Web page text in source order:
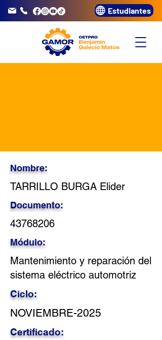
3320072 Estudiantes
Nombre:
TARRILLO BURGA Elider
Documento:
43768206
Módulo:
Mantenimiento y reparación del
sistema eléctrico automotriz
Ciclo:
NOVIEMBRE-2025
Certificado: